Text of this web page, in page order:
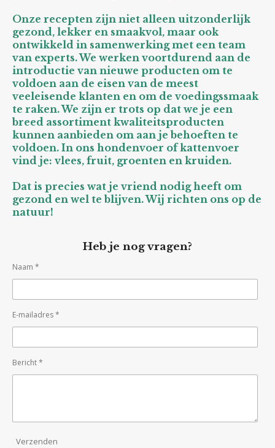
Onze recepten zijn niet alleen uitzonderlijk
gezond, lekker en smaakvol, maar ook
ontwikkeld in samenwerking met een team
van experts. We werken voortdurend aan de
introductie van nieuwe producten om te
voldoen aan de eisen van de meest
veeleisende klanten en om de voedingssmaak
te raken. We zijn er trots op dat we je een
breed assortiment kwaliteitsproducten
kunnen aanbieden om aan je behoeften te
voldoen. In ons hondenvoer of kattenvoer
vind je: vlees, fruit, groenten en kruiden.
Dat is precies wat je vriend nodig heeft om
gezond en wel te blijven. Wij richten ons op de
natuur!
Heb je nog vragen?
Naam *
E-mailadres *
Bericht *
Verzenden